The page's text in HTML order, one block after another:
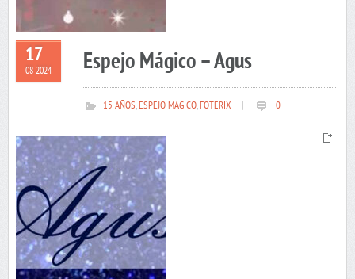
17
08 2024 Espejo Mágico – Agus
15 AÑOS,ESPEJO MAGICO,FOTERIX 0